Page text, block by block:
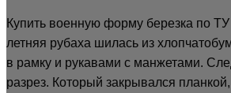
Купить военную форму березка по
летняя рубаха шилась из
в рамку и рукавами с манжетами.
разрез. Который закрывался